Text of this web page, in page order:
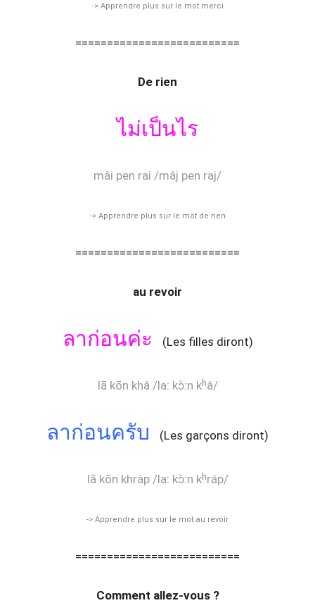
-> Apprendre plus sur le mot merci
==========================
De rien
ไม่เป็นไร
mâi pen rai /mâj pen raj/
-> Apprendre plus sur le mot de rien
==========================
au revoir
ลาก่อนค่ะ (Les filles diront)
lā kōn khâ /laː kɔ̀ːn kʰâ/
ลาก่อนครับ (Les garçons diront)
lā kōn khráp /laː kɔ̀ːn kʰráp/
-> Apprendre plus sur le mot au revoir
==========================
Comment allez-vous ?